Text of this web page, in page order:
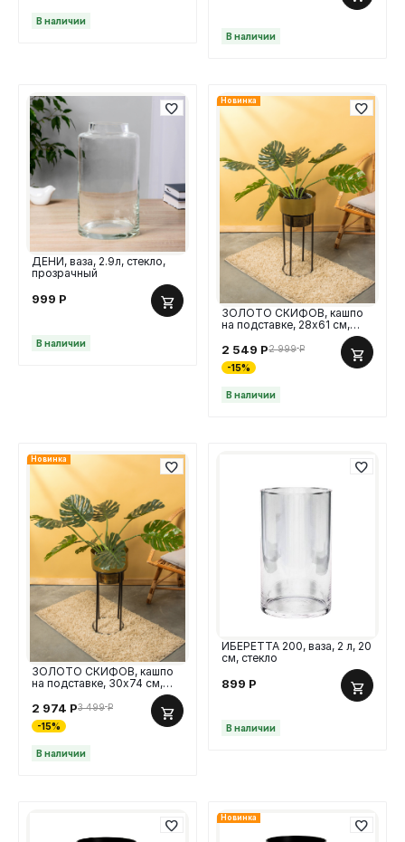
В наличии
В наличии
ДЕНИ, ваза, 2.9л, стекло,
прозрачный
999 Р
В наличии
Новинка
ЗОЛОТО СКИФОВ, кашпо
на подставке, 28х61 см,
2 549 Р2 999 Р
-15%
В наличии
Новинка
ЗОЛОТО СКИФОВ, кашпо
на подставке, 30х74 см,
2 974 Р3 499 Р
-15%
В наличии
ИБЕРЕТТА 200, ваза, 2 л, 20
см, стекло
899 Р
В наличии
Новинка